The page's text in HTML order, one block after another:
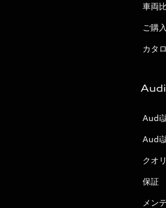
車両
ご購
カタ
Audi
Audi
Audi
クオ
保証
メン